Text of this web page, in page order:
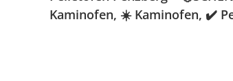
Kaminofen, ☀️ Kaminofen, ✔️